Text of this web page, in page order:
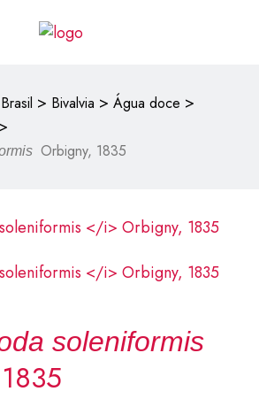
> Bivalvia > Água doce >
>
Orbigny, 1835
soleniformis